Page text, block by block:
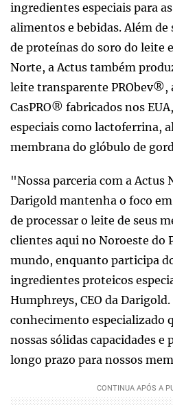
ingredientes especiais para
alimentos e bebidas. Além
de proteínas do soro do leite
Norte, a Actus também
leite transparente PRObev®,
CasPRO® fabricados nos
especiais como lactoferrina,
membrana do glóbulo de
"Nossa parceria com a
Darigold mantenha o foco
de processar o leite de seus
clientes aqui no Noroeste do
mundo, enquanto participa
ingredientes proteicos
Humphreys, CEO da
conhecimento especializado
nossas sólidas capacidades
longo prazo para nossos